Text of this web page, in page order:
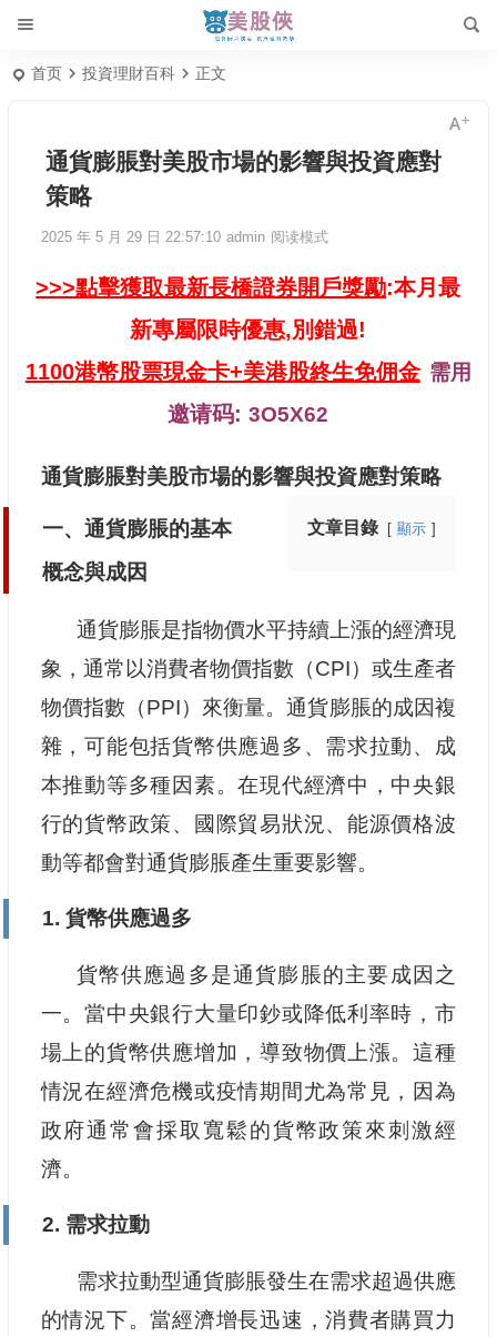
首页 投資理財百科 正文
通貨膨脹對美股市場的影響與投資應對
策略
2025 年 5 月 29 日 22:57:10 admin 阅读模式
>>>點擊獲取最新長橋證券開戶獎勵:本月最
新專屬限時優惠,別錯過!
1100港幣股票現金卡+美港股終生免佣金 需用
邀请码:3O5X62
通貨膨脹對美股市場的影響與投資應對策略
文章目錄 顯示
一、通貨膨脹的基本
概念與成因
通貨膨脹是指物價水平持續上漲的經濟現
象，通常以消費者物價指數（CPI）或生產者
物價指數（PPI）來衡量。通貨膨脹的成因複
雜，可能包括貨幣供應過多、需求拉動、成
本推動等多種因素。在現代經濟中，中央銀
行的貨幣政策、國際貿易狀況、能源價格波
動等都會對通貨膨脹產生重要影響。
1. 貨幣供應過多
貨幣供應過多是通貨膨脹的主要成因之
一。當中央銀行大量印鈔或降低利率時，市
場上的貨幣供應增加，導致物價上漲。這種
情況在經濟危機或疫情期間尤為常見，因為
政府通常會採取寬鬆的貨幣政策來刺激經
濟。
2. 需求拉動
需求拉動型通貨膨脹發生在需求超過供應
的情況下。當經濟增長迅速，消費者購買力